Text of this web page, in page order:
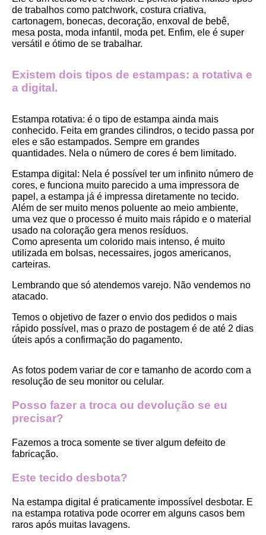
de trabalhos como patchwork, costura criativa,
cartonagem, bonecas, decoração, enxoval de bebê,
mesa posta, moda infantil, moda pet. Enfim, ele é super
versátil e ótimo de se trabalhar.
Existem dois tipos de estampas: a rotativa e
a digital.
Estampa rotativa: é o tipo de estampa ainda mais
conhecido. Feita em grandes cilindros, o tecido passa por
eles e são estampados. Sempre em grandes
quantidades. Nela o número de cores é bem limitado.
Estampa digital : Nela é possível ter um infinito número de
cores, e funciona muito parecido a uma impressora de
papel, a estampa já é impressa diretamente no tecido.
Além de ser muito menos poluente ao meio ambiente,
uma vez que o processo é muito mais rápido e o material
usado na coloração gera menos resíduos.
Como apresenta um colorido mais intenso, é muito
utilizada em bolsas, necessaires, jogos americanos,
carteiras.
Lembrando que só atendemos varejo. Não vendemos no
atacado.
Temos o objetivo de fazer o envio dos pedidos o mais
rápido possível, mas o prazo de postagem é de até 2 dias
úteis após a confirmação do pagamento.
As fotos podem variar de cor e tamanho de acordo com a
resolução de seu monitor ou celular.
Posso fazer a troca ou devolução se eu
precisar?
Fazemos a troca somente se tiver algum defeito de
fabricação.
Este tecido desbota?
Na estampa digital é praticamente impossível desbotar. E
na estampa rotativa pode ocorrer em alguns casos bem
raros após muitas lavagens.